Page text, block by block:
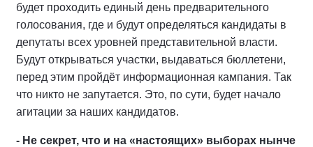
будет проходить единый день предварительного
голосования, где и будут определяться кандидаты в
депутаты всех уровней представительной власти.
Будут открываться участки, выдаваться бюллетени,
перед этим пройдёт информационная кампания. Так
что никто не запутается. Это, по сути, будет начало
агитации за наших кандидатов.
- Не секрет, что и на «настоящих» выборах нынче